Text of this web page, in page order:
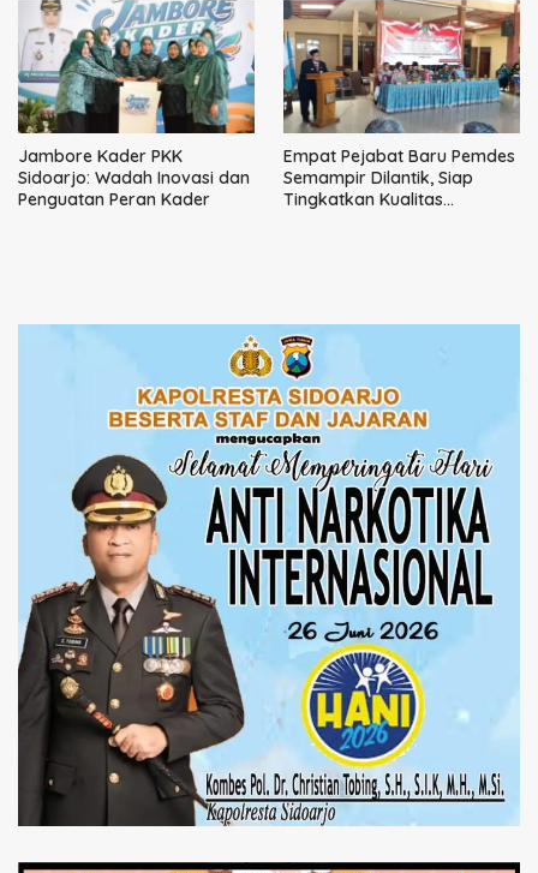
Jambore Kader PKK
Sidoarjo: Wadah Inovasi dan
Penguatan Peran Kader
Empat Pejabat Baru Pemdes
Semampir Dilantik, Siap
Tingkatkan Kualitas